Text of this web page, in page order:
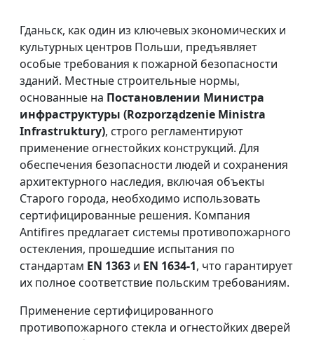
Гданьск, как один из ключевых экономических и
культурных центров Польши, предъявляет
особые требования к пожарной безопасности
зданий. Местные строительные нормы,
основанные на Постановлении Министра
инфраструктуры (Rozporządzenie Ministra
Infrastruktury), строго регламентируют
применение огнестойких конструкций. Для
обеспечения безопасности людей и сохранения
архитектурного наследия, включая объекты
Старого города, необходимо использовать
сертифицированные решения. Компания
Antifires предлагает системы противопожарного
остекления, прошедшие испытания по
стандартам EN 1363 и EN 1634-1, что гарантирует
их полное соответствие польским требованиям.
Применение сертифицированного
противопожарного стекла и огнестойких дверей